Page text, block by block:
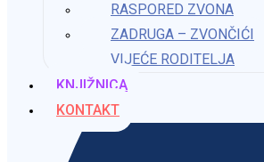
RASPORED ZVONA
ZADRUGA – ZVONČIĆI
VIJEĆE RODITELJA
KNJIŽNICA
KONTAKT